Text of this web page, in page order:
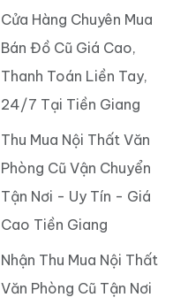
Cửa Hàng Chuyên Mua
Bán Đồ Cũ Giá Cao,
Thanh Toán Liền Tay,
24/7 Tại Tiền Giang
Thu Mua Nội Thất Văn
Phòng Cũ Vận Chuyển
Tận Nơi - Uy Tín - Giá
Cao Tiền Giang
Nhận Thu Mua Nội Thất
Văn Phòng Cũ Tận Nơi